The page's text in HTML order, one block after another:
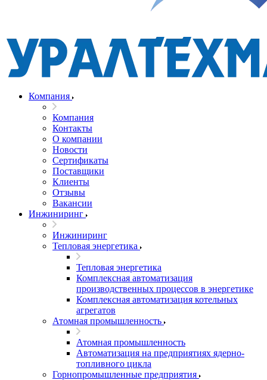
Компания
Компания
Контакты
О компании
Новости
Сертификаты
Поставщики
Клиенты
Отзывы
Вакансии
Инжиниринг
Инжиниринг
Тепловая энергетика
Тепловая энергетика
Комплексная автоматизация
производственных процессов в энергетике
Комплексная автоматизация котельных
агрегатов
Атомная промышленность
Атомная промышленность
Автоматизация на предприятиях ядерно-
топливного цикла
Горнопромышленные предприятия